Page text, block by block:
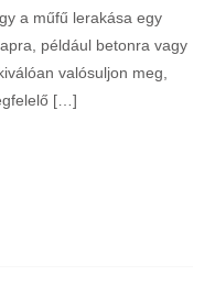
a műfű lerakása egy
például betonra vagy
valósuljon meg,
[…]